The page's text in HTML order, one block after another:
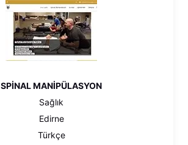
SPİNAL MANİPÜLASYON
Sağlık
Edirne
Türkçe